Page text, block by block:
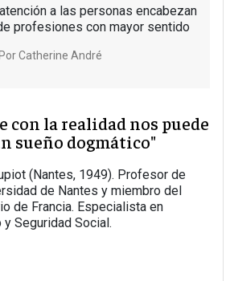
a las personas encabezan
profesiones con mayor sentido
PorCatherine André
con la realidad nos puede
sueño dogmático"
(Nantes, 1949). Profesor de
de Nantes y miembro del
de Francia. Especialista en
y Seguridad Social.